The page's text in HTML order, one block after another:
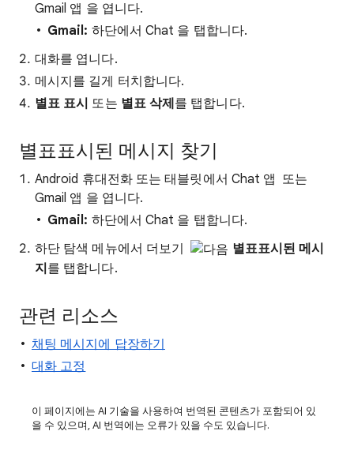
Gmail 앱 을 엽니다.
Gmail: 하단에서 Chat 을 탭합니다.
대화를 엽니다.
메시지를 길게 터치합니다.
별표 표시 또는 별표 삭제 를 탭합니다.
별표표시된 메시지 찾기
Android 휴대전화 또는 태블릿에서 Chat 앱 또는
Gmail 앱 을 엽니다.
Gmail: 하단에서 Chat 을 탭합니다.
하단 탐색 메뉴에서 더보기
별표표시된 메시
지를 탭합니다.
관련 리소스
채팅 메시지에 답장하기
대화 고정
이 페이지에는 AI 기술을 사용하여 번역된 콘텐츠가 포함되어 있
을 수 있으며, AI 번역에는 오류가 있을 수도 있습니다.